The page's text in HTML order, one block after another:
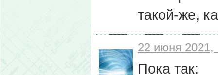
такой-же,
22 июня 2021,
Пока так: